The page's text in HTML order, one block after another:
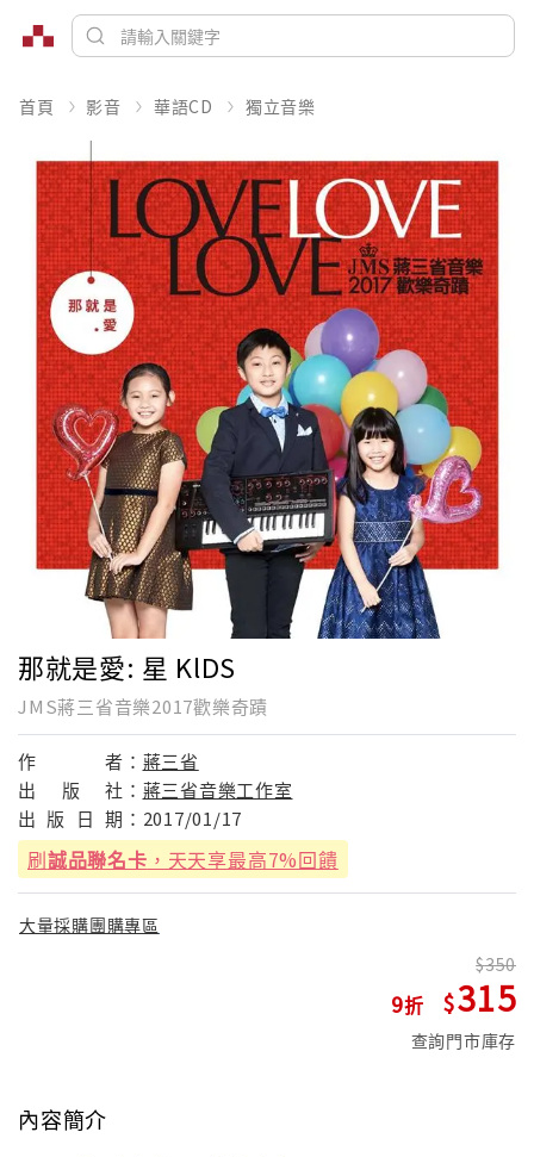
首頁 影音 華語CD 獨立音樂
那就是愛: 星 KlDS
JMS蔣三省音樂2017歡樂奇蹟
作 者： 蔣三省
出
版 社： 蔣三省音樂工作室
出 版 日 期： 2017/01/17
刷誠品聯名卡 ，天天享最高7%回饋
大量採購團購專區
9
350
315
查詢門市庫存
內容簡介